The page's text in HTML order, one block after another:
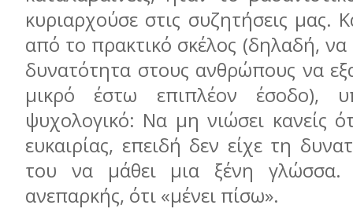
κυριαρχούσε στις συζητήσεις μας.
από το πρακτικό σκέλος (δηλαδή, να
δυνατότητα στους ανθρώπους να
μικρό έστω επιπλέον έσοδο),
ψυχολογικό: Να μη νιώσει κανείς
ευκαιρίας, επειδή δεν είχε τη
του να μάθει μια ξένη
ανεπαρκής, ότι «μένει πίσω».